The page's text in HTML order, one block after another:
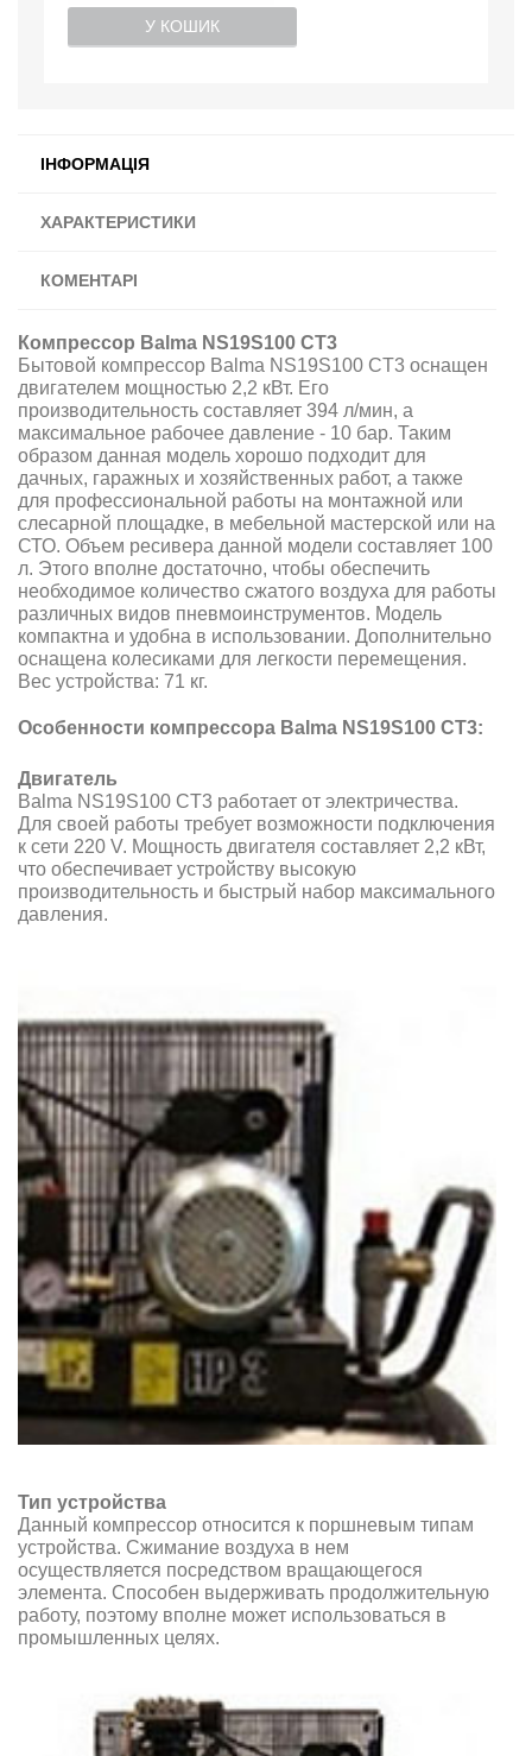
У КОШИК
ІНФОРМАЦІЯ
ХАРАКТЕРИСТИКИ
КОМЕНТАРІ
Компрессор Balma NS19S100 CT3
Бытовой компрессор Balma NS19S100 CT3 оснащен
двигателем мощностью 2,2 кВт. Его
производительность составляет 394 л/мин, а
максимальное рабочее давление - 10 бар. Таким
образом данная модель хорошо подходит для
дачных, гаражных и хозяйственных работ, а также
для профессиональной работы на монтажной или
слесарной площадке, в мебельной мастерской или на
СТО. Объем ресивера данной модели составляет 100
л. Этого вполне достаточно, чтобы обеспечить
необходимое количество сжатого воздуха для работы
различных видов пневмоинструментов. Модель
компактна и удобна в использовании. Дополнительно
оснащена колесиками для легкости перемещения.
Вес устройства: 71 кг.
Особенности компрессора Balma NS19S100 CT3:
Двигатель
Balma NS19S100 CT3 работает от электричества.
Для своей работы требует возможности подключения
к сети 220 V. Мощность двигателя составляет 2,2 кВт,
что обеспечивает устройству высокую
производительность и быстрый набор максимального
давления.
Тип устройства
Данный компрессор относится к поршневым типам
устройства. Сжимание воздуха в нем
осуществляется посредством вращающегося
элемента. Способен выдерживать продолжительную
работу, поэтому вполне может использоваться в
промышленных целях.